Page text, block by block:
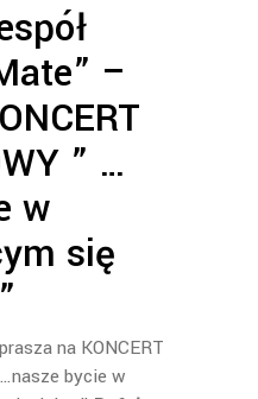
–
” …
w
się
na KONCERT
bycie w